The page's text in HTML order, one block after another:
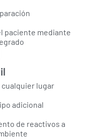
paciente mediante
lugar
adicional
de reactivos a